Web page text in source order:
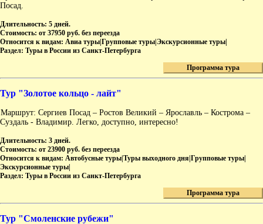
Посад.
Длительность: 5 дней.
Стоимость: от 37950 руб. без переезда
Относится к видам: Авиа туры|Групповые туры|Экскурсионные туры|
Раздел: Туры в России из Санкт-Петербурга
Программа тура
Тур "Золотое кольцо - лайт"
Маршрут: Сергиев Посад – Ростов Великий – Ярославль – Кострома –
Суздаль - Владимир. Легко, доступно, интересно!
Длительность: 3 дней.
Стоимость: от 23900 руб. без переезда
Относится к видам: Автобусные туры|Туры выходного дня|Групповые туры|
Экскурсионные туры|
Раздел: Туры в России из Санкт-Петербурга
Программа тура
Тур "Смоленские рубежи"